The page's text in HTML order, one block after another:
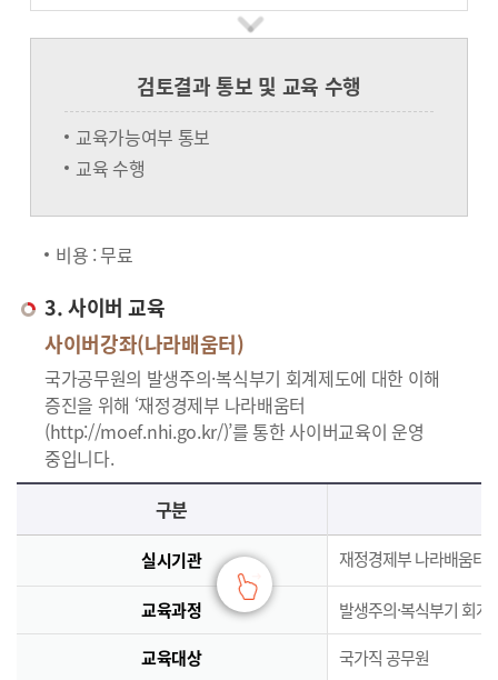
검토결과 통보 및 교육 수행
교육가능여부 통보
교육 수행
비용 : 무료
3. 사이버 교육
사이버강좌(나라배움터)
국가공무원의 발생주의·복식부기 회계제도에 대한 이해
증진을 위해 ‘재정경제부 나라배움터
(http://moef.nhi.go.kr/)’를 통한 사이버교육이 운영
중입니다.
사이버교육의 사이버강좌(나라배움터)에 대한 안내로 실시기관, 교육과정, 대상, 인원, 시간, 인정시간, 신청(기간,절차), 수료(요건,평가,수료증)으로 구분되며 이에 해당하는 내용으로 구성된 표 입니다.
구분
실시기관 재정경제부 나라배움터(
교육과정 발생주의·복식부기 회계
교육대상 국가직 공무원